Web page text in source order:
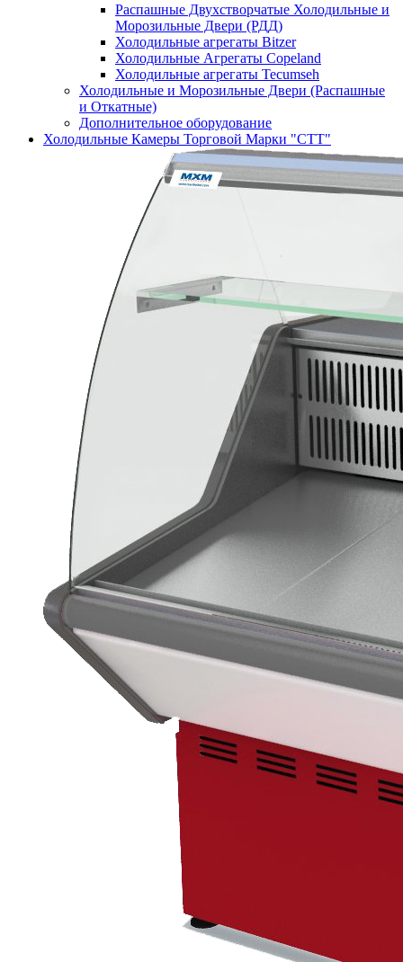
Распашные Двухстворчатые Холодильные и
Морозильные Двери (РДД)
Холодильные агрегаты Bitzer
Холодильные Агрегаты Copeland
Холодильные агрегаты Tecumseh
Холодильные и Морозильные Двери (Распашные
и Откатные)
Дополнительное оборудование
Холодильные Камеры Торговой Марки "СТТ"